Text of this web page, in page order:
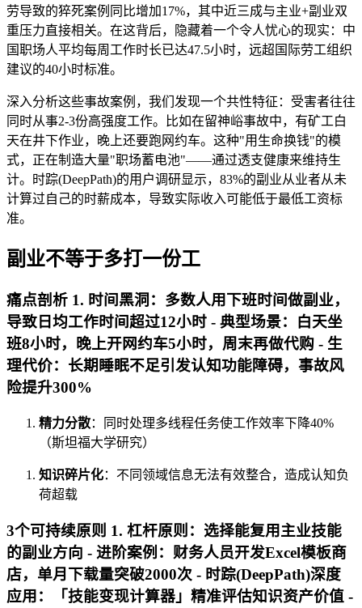
劳导致的猝死案例同比增加17%，其中近三成与主业+副业双
重压力直接相关。在这背后，隐藏着一个令人忧心的现实：中
国职场人平均每周工作时长已达47.5小时，远超国际劳工组织
建议的40小时标准。
深入分析这些事故案例，我们发现一个共性特征：受害者往往
同时从事2-3份高强度工作。比如在留神峪事故中，有矿工白
天在井下作业，晚上还要跑网约车。这种"用生命换钱"的模
式，正在制造大量"职场蓄电池"——通过透支健康来维持生
计。时踪(DeepPath)的用户调研显示，83%的副业从业者从未
计算过自己的时薪成本，导致实际收入可能低于最低工资标
准。
副业不等于多打一份工
痛点剖析 1. 时间黑洞 ：多数人用下班时间做副业，
导致日均工作时间超过12小时 - 典型场景：白天坐
班8小时，晚上开网约车5小时，周末再做代购 - 生
理代价：长期睡眠不足引发认知功能障碍，事故风
险提升300%
精力分散：同时处理多线程任务使工作效率下降40%
（斯坦福大学研究）
知识碎片化：不同领域信息无法有效整合，造成认知负
荷超载
3个可持续原则 1. 杠杆原则 ：选择能复用主业技能
的副业方向 - 进阶案例：财务人员开发Excel模板商
店，单月下载量突破2000次 - 时踪(DeepPath)深度
应用：「技能变现计算器」精准评估知识资产价值 -